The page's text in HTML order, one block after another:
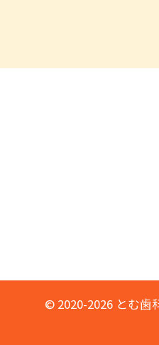
© 2020-2026 とむ